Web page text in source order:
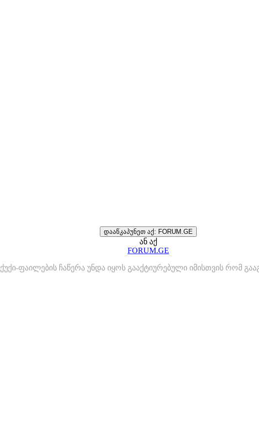
დააწკაპუნეთ აქ: FORUM.GE
ან აქ
FORUM.GE
ქუქი-ფაილების ჩაწერა უნდა იყოს გააქტიურებული იმისთვის რომ